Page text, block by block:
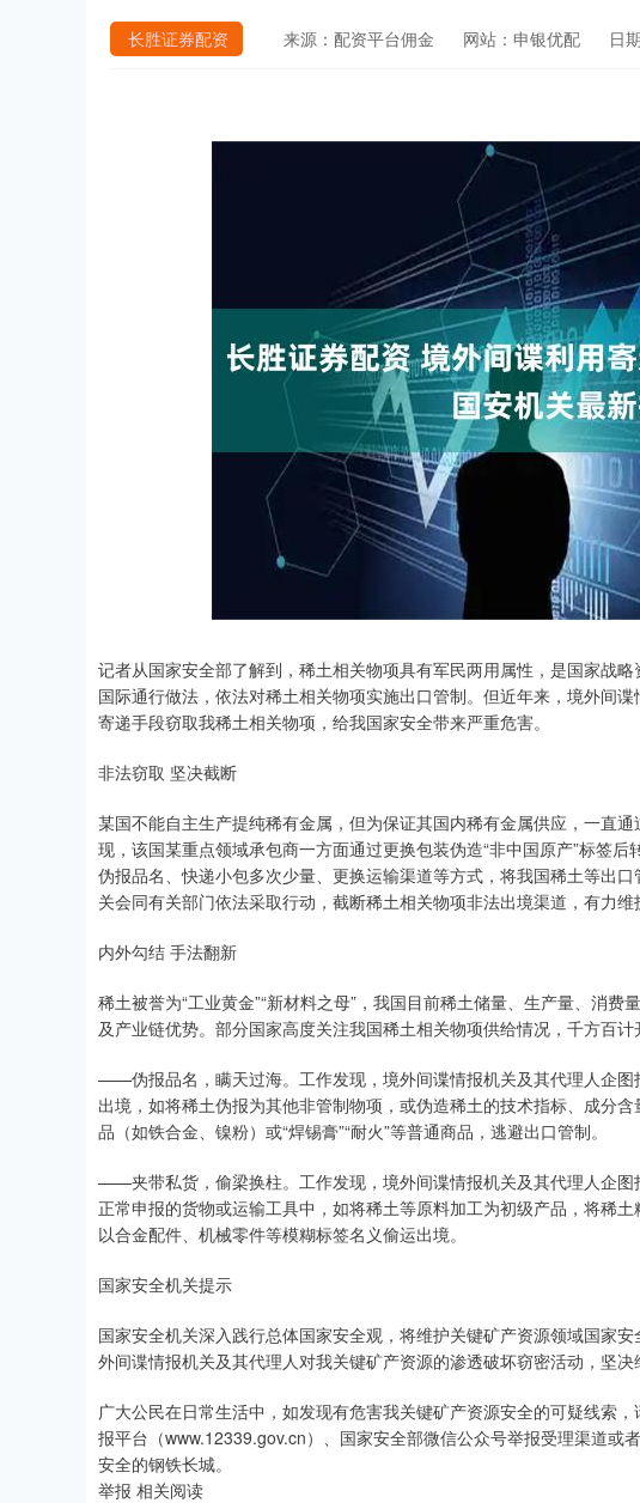
长胜证券配资 来源：配资平台佣金 网站：申银优配 日
记者从国家安全部了解到，稀土相关物项具有军民两用属性，是国家战
国际通行做法，依法对稀土相关物项实施出口管制。但近年来，境外间
寄递手段窃取我稀土相关物项，给我国家安全带来严重危害。
非法窃取 坚决截断
某国不能自主生产提纯稀有金属，但为保证其国内稀有金属供应，一直
现，该国某重点领域承包商一方面通过更换包装伪造“非中国原产”标签后
伪报品名、快递小包多次少量、更换运输渠道等方式，将我国稀土等出
关会同有关部门依法采取行动，截断稀土相关物项非法出境渠道，有力维
内外勾结 手法翻新
稀土被誉为“工业黄金”“新材料之母”，我国目前稀土储量、生产量、消
及产业链优势。部分国家高度关注我国稀土相关物项供给情况，千方百计
——伪报品名，瞒天过海。工作发现，境外间谍情报机关及其代理人企
出境，如将稀土伪报为其他非管制物项，或伪造稀土的技术指标、成分
品（如铁合金、镍粉）或“焊锡膏”“耐火”等普通商品，逃避出口管制。
——夹带私货，偷梁换柱。工作发现，境外间谍情报机关及其代理人企
正常申报的货物或运输工具中，如将稀土等原料加工为初级产品，将稀
以合金配件、机械零件等模糊标签名义偷运出境。
国家安全机关提示
国家安全机关深入践行总体国家安全观，将维护关键矿产资源领域国家
外间谍情报机关及其代理人对我关键矿产资源的渗透破坏窃密活动，坚决
广大公民在日常生活中，如发现有危害我关键矿产资源安全的可疑线索
报平台（www.12339.gov.cn）、国家安全部微信公众号举报受理渠道或
安全的钢铁长城。
举报 相关阅读